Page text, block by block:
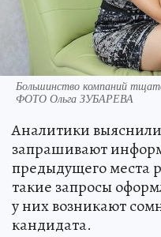
Большинство компаний
ФОТО Ольга ЗУБАРЕВА
Аналитики
запрашивают
предыдущего места
такие запросы
у них возникают
кандидата.